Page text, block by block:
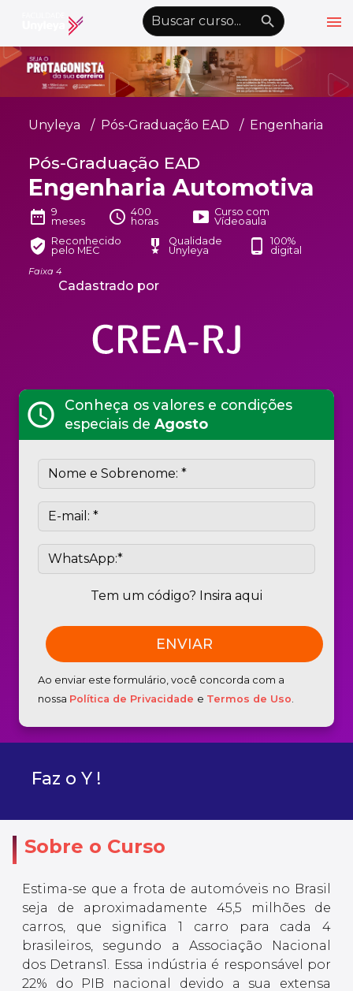
menu
emoji_objectsAlto Contraste nights_stay wb_sunny
Graduação EAD
Atualização Profissional
Conheça a Unyleya
Alianças Acadêmicas
Convênios
UnyVantagens
Área do Aluno school Quero ser Aluno
Unyleya Pós-Graduação EAD Engenharia
Pós-Graduação EAD
Engenharia Automotiva
date_range 9
meses
schedule 400
horas
smart_display Curso com
Vídeoaula
verified_user Reconhecido
pelo MEC
military_tech
Qualidade
Unyleya
phone_android
100%
digital
Faixa 4
Cadastrado por
schedule
Conheça os valores e condições
especiais de Agosto
Tem um código? Insira aqui
Ao enviar este formulário, você concorda com a
nossa Política de Privacidade e Termos de Uso.
Faz o Y !
Sobre o Curso
Estima-se que a frota de automóveis no Brasil
seja de aproximadamente 45,5 milhões de
carros, que significa 1 carro para cada 4
brasileiros, segundo a Associação Nacional
dos Detrans1. Essa indústria é responsável por
22% do PIB nacional devido a sua extensa